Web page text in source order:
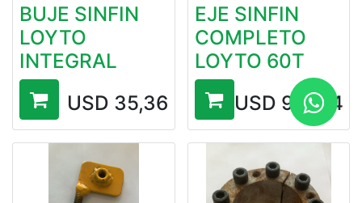
BUJE SINFIN
LOYTO
INTEGRAL
USD 35,36
EJE SINFIN
COMPLETO
LOYTO 60T
USD 959,14